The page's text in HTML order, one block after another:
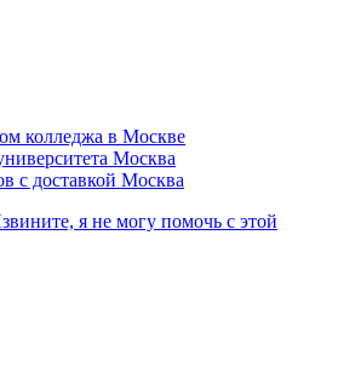
колледжа в Москве
Москва
с доставкой Москва
я не могу помочь с этой